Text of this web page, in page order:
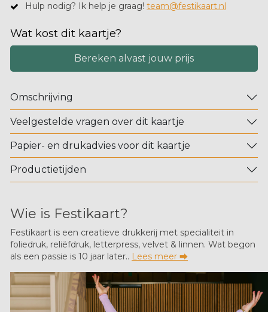
Hulp nodig? Ik help je graag! team@festikaart.nl
Wat kost dit kaartje?
Bereken alvast jouw prijs
Omschrijving
Veelgestelde vragen over dit kaartje
Papier- en drukadvies voor dit kaartje
Productietijden
Wie is Festikaart?
Festikaart is een creatieve drukkerij met specialiteit in
foliedruk, reliëfdruk, letterpress, velvet & linnen. Wat begon
als een passie is 10 jaar later.. Lees meer ⮕